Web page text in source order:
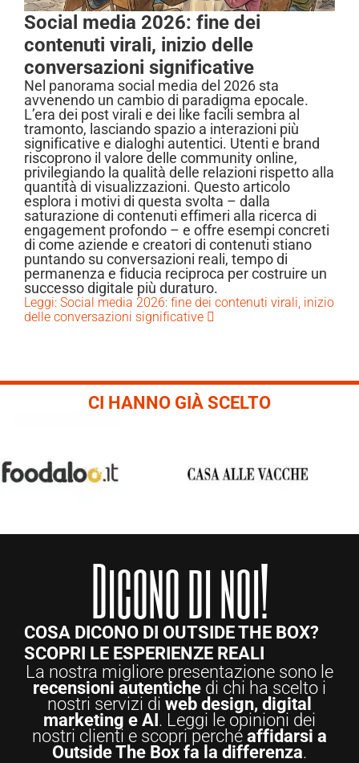
Social media 2026: fine dei
contenuti virali, inizio delle
conversazioni significative
Nel panorama social media del 2026 sta
avvenendo un cambio di paradigma epocale.
L’era dei post virali e dei like facili sembra al
tramonto, lasciando spazio a interazioni più
significative e dialoghi autentici. Utenti e brand
riscoprono il valore delle community online,
privilegiando la qualità delle relazioni rispetto alla
quantità di visualizzazioni. Questo articolo
esplora i motivi di questa svolta – dalla
saturazione di contenuti effimeri alla ricerca di
engagement profondo – e offre esempi concreti
di come aziende e creatori di contenuti stiano
puntando su conversazioni reali, tempo di
permanenza e fiducia reciproca per costruire un
successo digitale più duraturo.
Leggi: Social media 2026: fine dei contenuti virali, inizio
delle conversazioni significative
CI HANNO GIÀ SCELTO
Dicono di noi!
COSA DICONO DI OUTSIDE THE BOX?
SCOPRI LE ESPERIENZE REALI
La nostra migliore presentazione sono le
recensioni autentiche di chi ha scelto i
nostri servizi di web design, digital
marketing e AI. Leggi le opinioni dei
nostri clienti e scopri perché affidarsi a
Outside The Box fa la differenza.